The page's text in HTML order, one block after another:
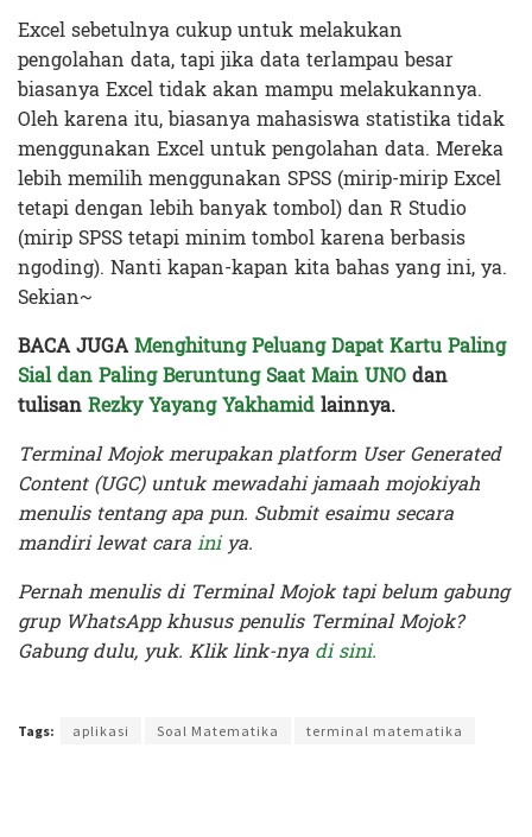
Excel sebetulnya cukup untuk melakukan
pengolahan data, tapi jika data terlampau besar
biasanya Excel tidak akan mampu melakukannya.
Oleh karena itu, biasanya mahasiswa statistika tidak
menggunakan Excel untuk pengolahan data. Mereka
lebih memilih menggunakan SPSS (mirip-mirip Excel
tetapi dengan lebih banyak tombol) dan R Studio
(mirip SPSS tetapi minim tombol karena berbasis
ngoding). Nanti kapan-kapan kita bahas yang ini, ya.
Sekian~
BACA JUGAMenghitung Peluang Dapat Kartu Paling
Sial dan Paling Beruntung Saat Main UNOdan
tulisanRezky Yayang Yakhamidlainnya.
Terminal Mojok merupakan platform User Generated
Content (UGC) untuk mewadahi jamaah mojokiyah
menulis tentang apa pun. Submit esaimu secara
mandiri lewat carainiya.
Pernah menulis di Terminal Mojok tapi belum gabung
grup WhatsApp khusus penulis Terminal Mojok?
Gabung dulu, yuk. Klik link-nya di sini.
Tags: aplikasi Soal Matematika terminal matematika